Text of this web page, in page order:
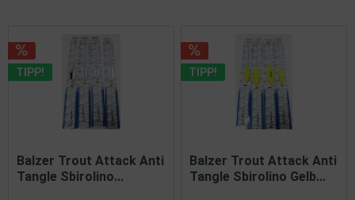
TIPP!
Balzer Trout Attack Anti
Tangle Sbirolino...
TIPP!
Balzer Trout Attack Anti
Tangle Sbirolino Gelb...